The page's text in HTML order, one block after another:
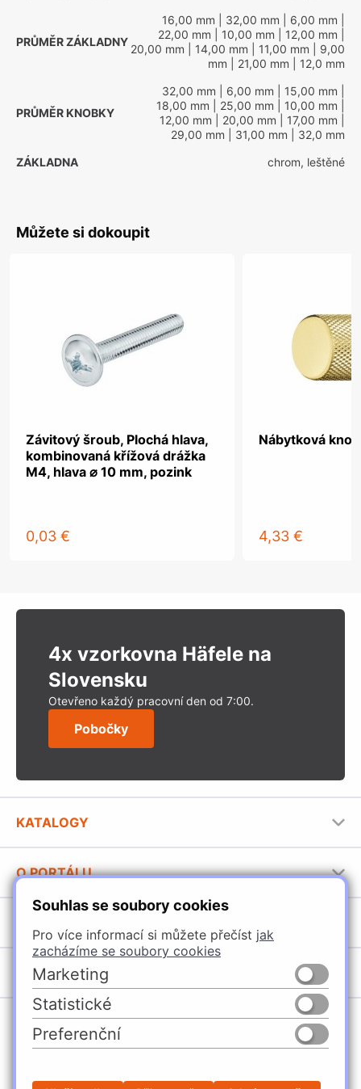
Souhlas se soubory cookies
Pro více informací si můžete přečíst jak
zacházíme se soubory cookies
Marketing
Statistické
Preferenční
PRŮMĚR ZÁKLADNY
16,00 mm | 32,00 mm | 6,00 mm
22,00 mm | 10,00 mm | 12,00 mm
20,00 mm | 14,00 mm | 11,00 mm | 9,00
mm | 21,00 mm | 12,0 mm
PRŮMĚR KNOBKY
32,00 mm | 6,00 mm | 15,00 mm
18,00 mm | 25,00 mm | 10,00 mm
12,00 mm | 20,00 mm | 17,00 mm
29,00 mm | 31,00 mm | 32,0 mm
ZÁKLADNA
chrom, leštěné
Můžete si dokoupit
Závitový šroub, Plochá hlava,
kombinovaná křížová drážka
M4, hlava ⌀ 10 mm, pozink
0,03 €
Nábytková
4,33 €
4x vzorkovna Häfele na
Slovensku
Otevřeno každý pracovní den od 7:00.
Pobočky
KATALOGY
Stavební katalog Häfele
Brožury Häfele
O PORTÁLU
Provozovatel portálu
Jak používat portál
Úchytky
Nábytkové kování
Vybavení kuchyní
Osvětlení a elektro
POBOČKY
Špačince
Žilina
Sielnica